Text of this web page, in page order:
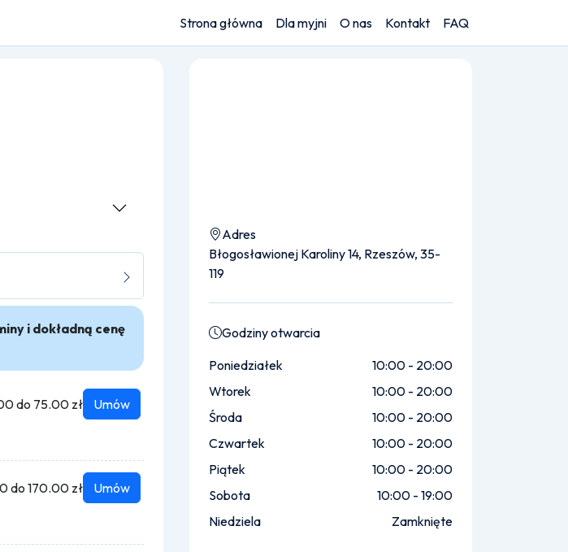
Strona główna Dla myjni O nas Kontakt FAQ
i dokładną cenę
do 75.00 zł
Umów
do 170.00 zł
Umów
Adres
Błogosławionej Karoliny 14, Rzeszów, 35-
119
Godziny otwarcia
Poniedziałek
10:00 - 20:00
Wtorek
10:00 - 20:00
Środa
10:00 - 20:00
Czwartek
10:00 - 20:00
Piątek
10:00 - 20:00
Sobota
10:00 - 19:00
Niedziela
Zamknięte